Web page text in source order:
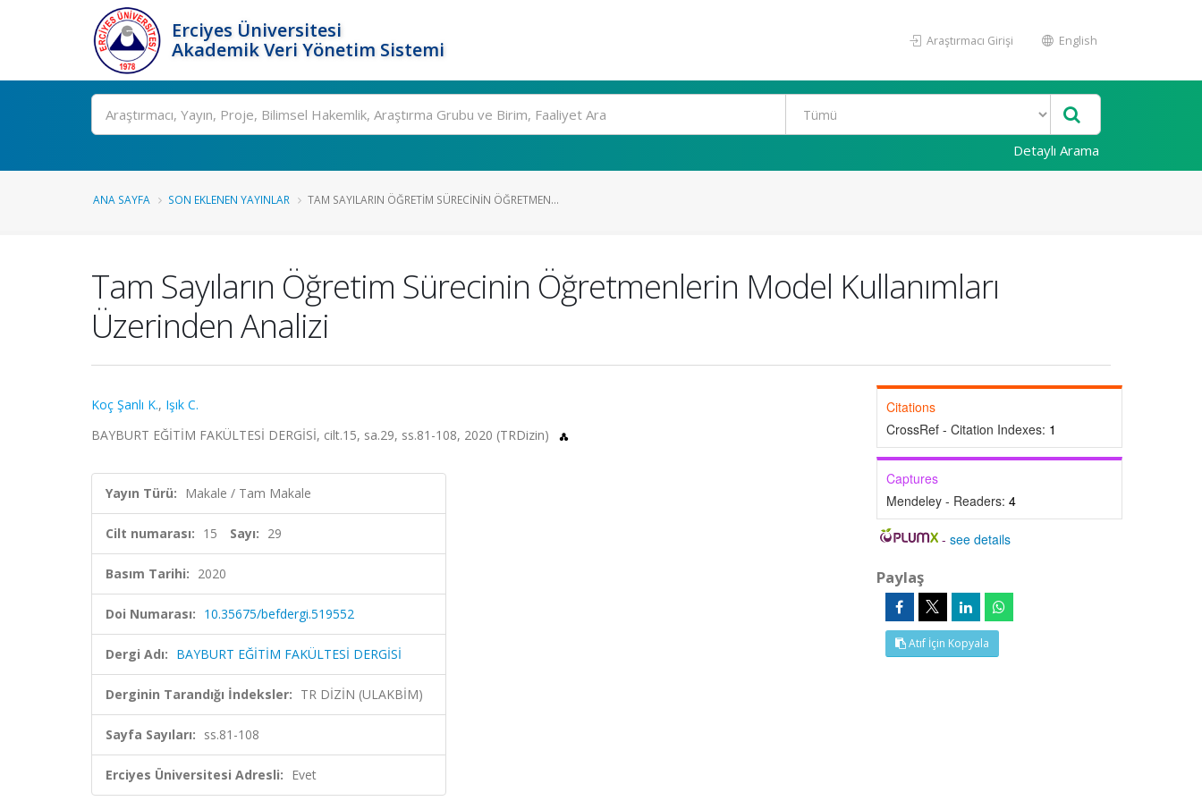
Erciyes Üniversitesi
Akademik Veri Yönetim Sistemi
Araştırmacı Girişi English
Ara
Detaylı Arama
ANA SAYFA SON EKLENEN YAYINLAR TAM SAYILARIN ÖĞRETIM SÜRECININ ÖĞRETMEN...
Tam Sayıların Öğretim Sürecinin Öğretmenlerin Model Kullanımları
Üzerinden Analizi
Koç Şanlı K., Işık C.
BAYBURT EĞİTİM FAKÜLTESİ DERGİSİ, cilt.15, sa.29, ss.81-108, 2020 (TRDizin)
Yayın Türü: Makale / Tam Makale
Cilt numarası: 15 Sayı: 29
Basım Tarihi: 2020
Doi Numarası: 10.35675/befdergi.519552
Dergi Adı: BAYBURT EĞİTİM FAKÜLTESİ DERGİSİ
Derginin Tarandığı İndeksler: TR DİZİN (ULAKBİM)
Sayfa Sayıları: ss.81-108
Erciyes Üniversitesi Adresli: Evet
Citations
CrossRef - Citation Indexes: 1
Captures
Mendeley - Readers: 4
-see details
Paylaş
Atıf İçin Kopyala